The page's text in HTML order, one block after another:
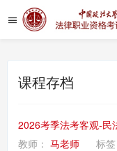
课程存档
2026考季法考客观-民
教师： 马老师 标签